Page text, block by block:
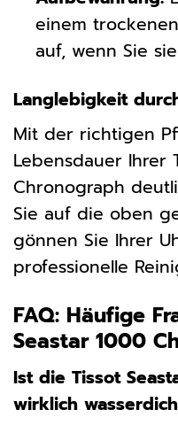
einem
auf, wenn Sie
Langlebigkeit
Mit der richtigen
Lebensdauer Ihrer
Chronograph
Sie auf die oben
gönnen Sie Ihrer
professionelle
FAQ: Häufige
Seastar 1000
Ist die Tissot
wirklich